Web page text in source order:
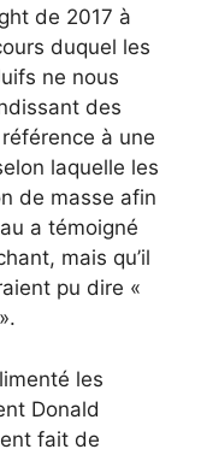
de 2017 à
duquel les
ne nous
des
à une
laquelle les
de masse afin
a témoigné
mais qu’il
pu dire «
les
Donald
fait de